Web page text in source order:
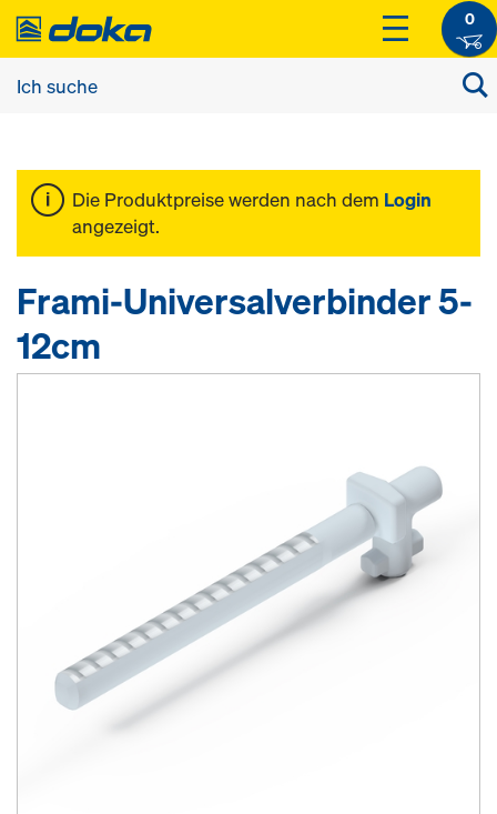
0
Die Produktpreise werden nach dem Login
angezeigt.
Frami-Universalverbinder 5-
12cm